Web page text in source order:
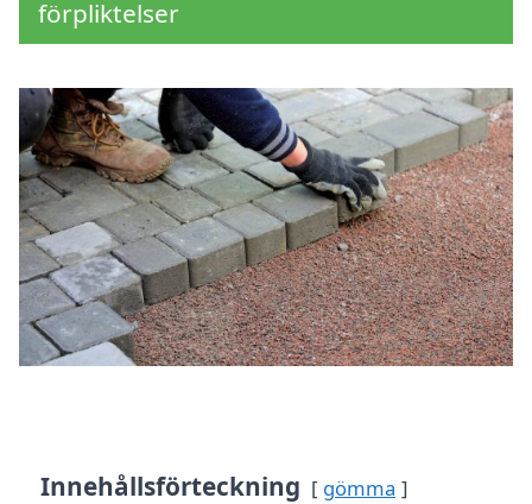
förpliktelser
Innehållsförteckning gömma